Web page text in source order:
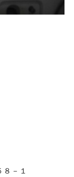
－１